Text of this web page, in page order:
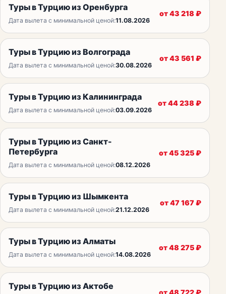
Туры в Турцию из Оренбурга
Дата вылета с минимальной ценой:11.08.2026
от43 218 ₽
Туры в Турцию из Волгограда
Дата вылета с минимальной ценой:30.08.2026
от43 561 ₽
Туры в Турцию из Калининграда
Дата вылета с минимальной ценой:03.09.2026
от44 238 ₽
Туры в Турцию из Санкт-
Петербурга
Дата вылета с минимальной ценой:08.12.2026
от45 325₽
Туры в Турцию из Шымкента
Дата вылета с минимальной ценой:21.12.2026
от47 167 ₽
Туры в Турцию из Алматы
Дата вылета с минимальной ценой:14.08.2026
от48 275₽
Туры в Турцию из Актобе
от48 722₽